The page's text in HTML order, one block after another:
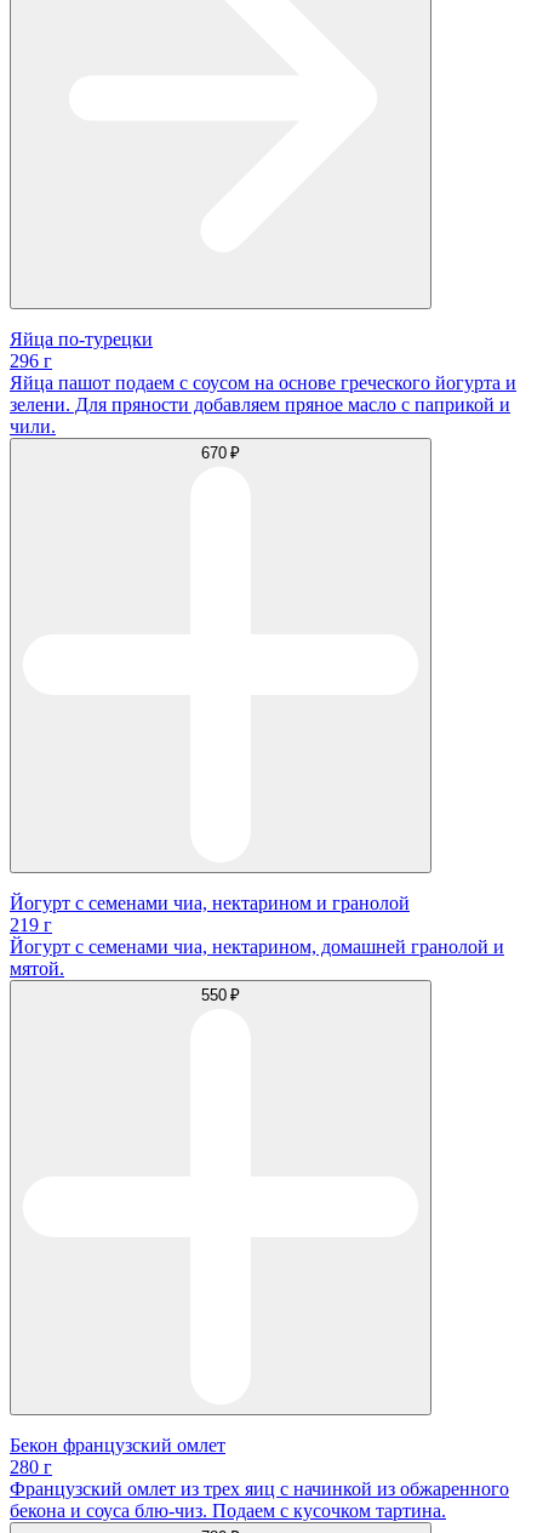
Яйца по-турецки
296 г
Яйца пашот подаем с соусом на основе греческого йогурта и
зелени. Для пряности добавляем пряное масло с паприкой и
чили.
670 ₽
Йогурт с семенами чиа, нектарином и гранолой
219 г
Йогурт с семенами чиа, нектарином, домашней гранолой и
мятой.
550 ₽
Бекон французский омлет
280 г
Французский омлет из трех яиц с начинкой из обжаренного
бекона и соуса блю-чиз. Подаем с кусочком тартина.